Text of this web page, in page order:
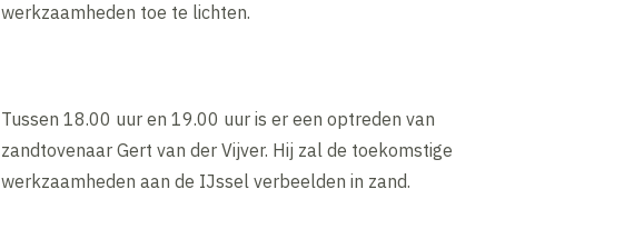
werkzaamheden toe te lichten.
Tussen 18.00 uur en 19.00 uur is er een optreden van
zandtovenaar Gert van der Vijver. Hij zal de toekomstige
werkzaamheden aan de IJssel verbeelden in zand.